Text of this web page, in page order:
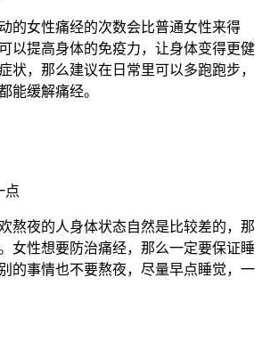
的女性痛经的次数会比普通女性来得
以提高身体的免疫力，让身体变得更健
状，那么建议在日常里可以多跑跑步，
能缓解痛经。
点
熬夜的人身体状态自然是比较差的，那
女性想要防治痛经，那么一定要保证睡
的事情也不要熬夜，尽量早点睡觉，一